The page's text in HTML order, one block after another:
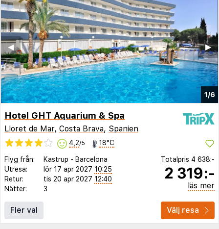
1/6
▶︎
◀︎
Hotel GHT Aquarium & Spa
Lloret de Mar, Costa Brava, Spanien
4,2/5 18°C
Flyg från: Kastrup - Barcelona
Utresa:
lör 17 apr 2027 10:25
Retur:
tis 20 apr 2027 12:40
Nätter:
3
Totalpris 4 638:-
2 319:-
läs mer
Fler val Välj resa